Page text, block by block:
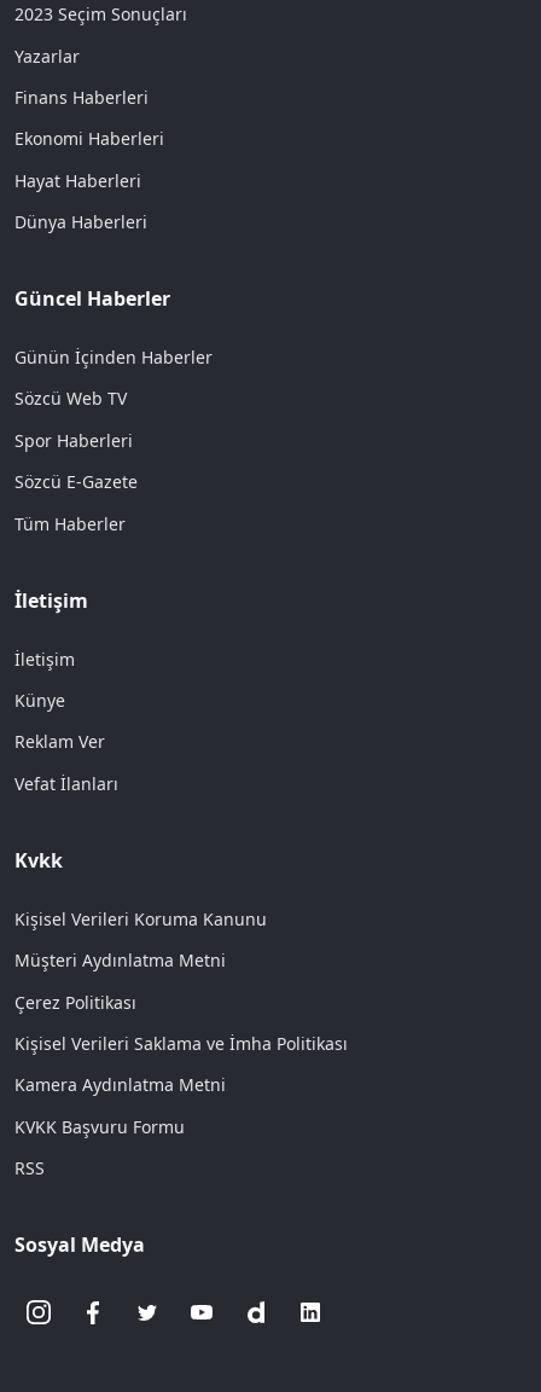
2023 Seçim Sonuçları
Yazarlar
Finans Haberleri
Ekonomi Haberleri
Hayat Haberleri
Dünya Haberleri
Güncel Haberler
Günün İçinden Haberler
Sözcü Web TV
Spor Haberleri
Sözcü E-Gazete
Tüm Haberler
İletişim
İletişim
Künye
Reklam Ver
Vefat İlanları
Kvkk
Kişisel Verileri Koruma Kanunu
Müşteri Aydınlatma Metni
Çerez Politikası
Kişisel Verileri Saklama ve İmha Politikası
Kamera Aydınlatma Metni
KVKK Başvuru Formu
RSS
Sosyal Medya